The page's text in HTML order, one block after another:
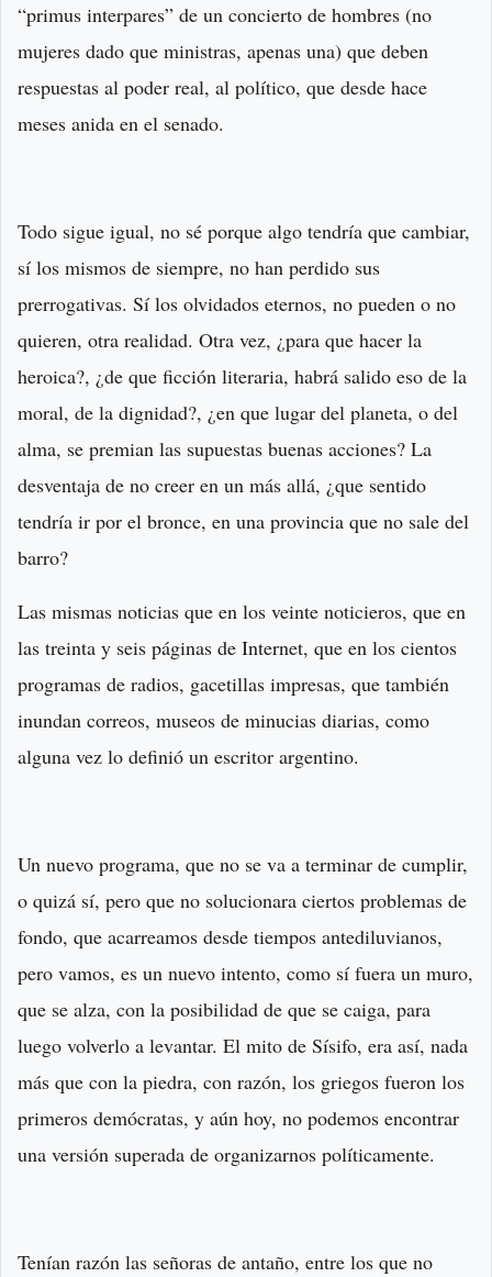
“primus interpares” de un concierto de hombres (no
mujeres dado que ministras, apenas una) que deben
respuestas al poder real, al político, que desde hace
meses anida en el senado.
Todo sigue igual, no sé porque algo tendría que cambiar,
sí los mismos de siempre, no han perdido sus
prerrogativas. Sí los olvidados eternos, no pueden o no
quieren, otra realidad. Otra vez, ¿para que hacer la
heroica?, ¿de que ficción literaria, habrá salido eso de la
moral, de la dignidad?, ¿en que lugar del planeta, o del
alma, se premian las supuestas buenas acciones? La
desventaja de no creer en un más allá, ¿que sentido
tendría ir por el bronce, en una provincia que no sale del
barro?
Las mismas noticias que en los veinte noticieros, que en
las treinta y seis páginas de Internet, que en los cientos
programas de radios, gacetillas impresas, que también
inundan correos, museos de minucias diarias, como
alguna vez lo definió un escritor argentino.
Un nuevo programa, que no se va a terminar de cumplir,
o quizá sí, pero que no solucionara ciertos problemas de
fondo, que acarreamos desde tiempos antediluvianos,
pero vamos, es un nuevo intento, como sí fuera un muro,
que se alza, con la posibilidad de que se caiga, para
luego volverlo a levantar. El mito de Sísifo, era así, nada
más que con la piedra, con razón, los griegos fueron los
primeros demócratas, y aún hoy, no podemos encontrar
una versión superada de organizarnos políticamente.
Tenían razón las señoras de antaño, entre los que no